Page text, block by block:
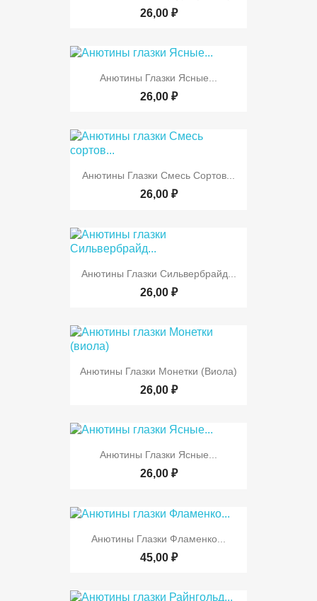
26,00 ₽
Анютины Глазки Ясные...
26,00 ₽
Анютины Глазки Смесь Сортов...
26,00 ₽
Анютины Глазки Сильвербрайд...
26,00 ₽
Анютины Глазки Монетки (виола)
26,00 ₽
Анютины Глазки Ясные...
26,00 ₽
Анютины Глазки Фламенко...
45,00 ₽